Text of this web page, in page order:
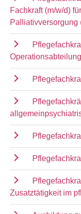
Fachkraft (m/w/d)
Palliativversorgung
Operationsabteilung
Zusatztätigkeit im